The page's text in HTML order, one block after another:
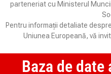
parteneriat cu Ministerul
Pentru informații detaliate
Uniunea Europeană, vă
Baza de